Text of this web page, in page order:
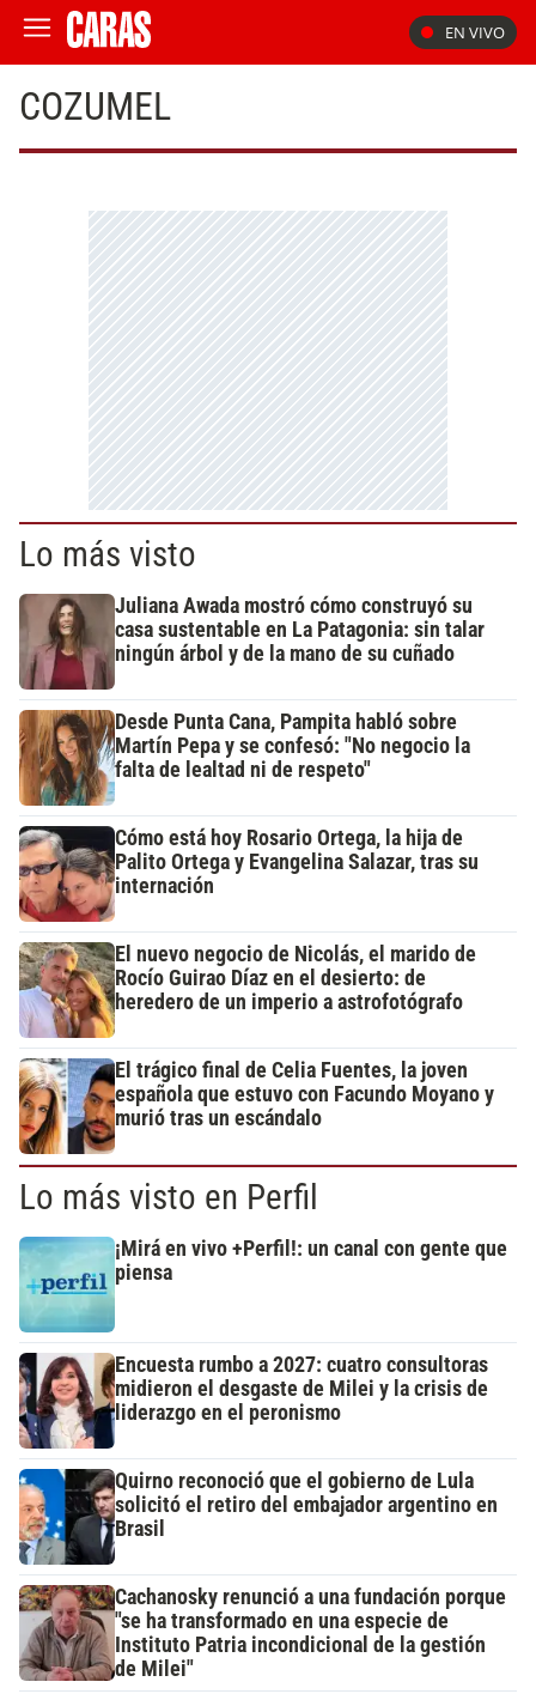
EN VIVO
COZUMEL
Lo más visto
Juliana Awada mostró cómo construyó su
casa sustentable en La Patagonia: sin talar
ningún árbol y de la mano de su cuñado
Desde Punta Cana, Pampita habló sobre
Martín Pepa y se confesó: "No negocio la
falta de lealtad ni de respeto"
Cómo está hoy Rosario Ortega, la hija de
Palito Ortega y Evangelina Salazar, tras su
internación
El nuevo negocio de Nicolás, el marido de
Rocío Guirao Díaz en el desierto: de
heredero de un imperio a astrofotógrafo
El trágico final de Celia Fuentes, la joven
española que estuvo con Facundo Moyano y
murió tras un escándalo
Lo más visto en Perfil
¡Mirá en vivo +Perfil!: un canal con gente que
piensa
Encuesta rumbo a 2027: cuatro consultoras
midieron el desgaste de Milei y la crisis de
liderazgo en el peronismo
Quirno reconoció que el gobierno de Lula
solicitó el retiro del embajador argentino en
Brasil
Cachanosky renunció a una fundación porque
"se ha transformado en una especie de
Instituto Patria incondicional de la gestión
de Milei"